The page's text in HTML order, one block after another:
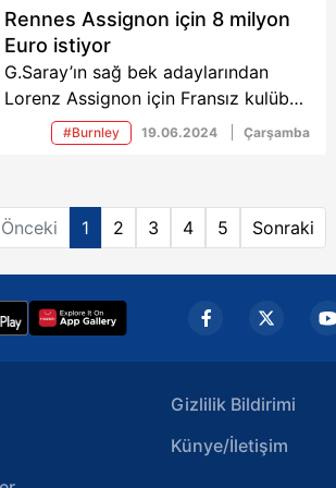
Rennes Assignon için 8 milyon
Euro istiyor
G.Saray’ın sağ bek adaylarından
Lorenz Assignon için Fransız kulübü
8 milyon Euro talep ediyor. Aslan
6’ya kadar çıktı.
#Burnley 19.06.2024 Çarşamba
Önceki 1 2 3 4 5 Sonraki
Gizlilik Bildirimi
Künye/İletişim